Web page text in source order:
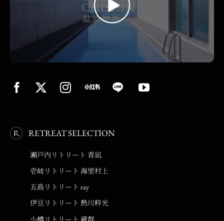
RETREAT SELECTION
瀬戸内リトリート 青凪
壱岐リトリート 海里村上
五島リトリート ray
伊豆リトリート 熱川粋光